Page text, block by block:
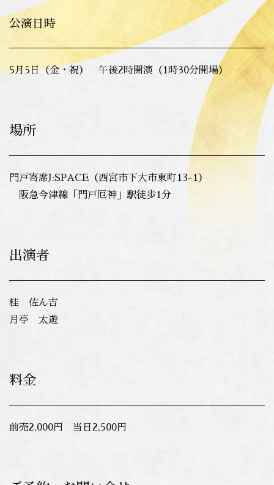
公演日時
5月5日（金・祝） 午後2時開演（1時30分開場）
場所
門戸寄席J:SPACE（西宮市下大市東町13-1）
阪急今津線「門戸厄神」駅徒歩1分
出演者
桂 佐ん吉
月亭 太遊
料金
前売2,000円 当日2,500円